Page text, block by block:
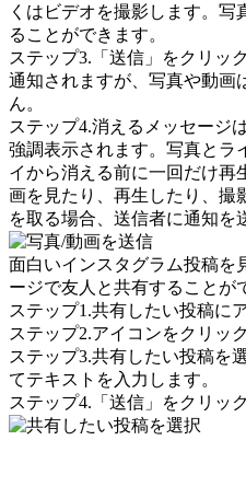
くはビデオを撮影します。
ることができます。
ステップ3.「送信」をクリッ
通知されますが、写真や動画
ん。
ステップ4.消えるメッセージ
強調表示されます。写真とラ
イから消える前に一回だけ再
画を見たり、再生したり、撮
を取る場合、送信者に通知を
面白いインスタグラム投稿を
ージで友人と共有することが
ステップ1.共有したい投稿に
ステップ2.アイコンをクリッ
ステップ3.共有したい投稿を
てテキストを入力します。
ステップ4.「送信」をクリッ